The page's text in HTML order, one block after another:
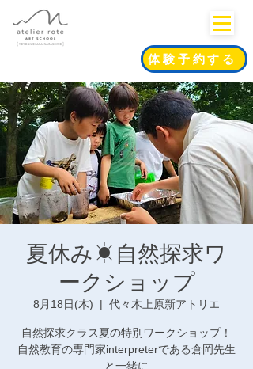
体験予約する
夏休み☀自然探求ワ
ークショップ
8月18日(木)
  |
代々木上原新アトリエ
自然探求クラス夏の特別ワークショップ！
自然教育の専門家interpreterである倉岡先生
と一緒に